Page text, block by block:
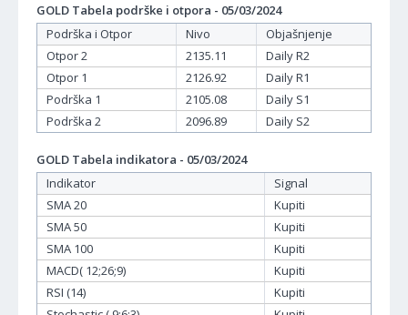
GOLD Tabela podrške i otpora - 05/03/2024
Podrška i Otpor
Nivo
Objašnjenje
Otpor 2
2135.11
Daily R2
Otpor 1
2126.92
Daily R1
Podrška 1
2105.08
Daily S1
Podrška 2
2096.89 Daily S2
GOLD Tabela indikatora - 05/03/2024
Indikator
Signal
SMA 20
Kupiti
SMA 50
Kupiti
SMA 100
Kupiti
MACD( 12;26;9)
Kupiti
RSI (14)
Kupiti